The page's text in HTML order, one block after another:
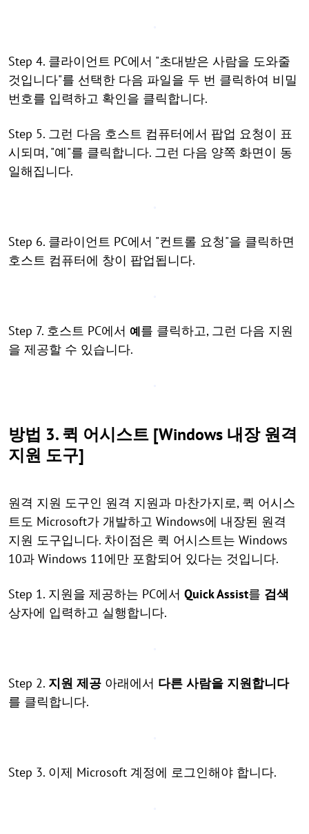
Step 4. 클라이언트 PC에서 "초대받은 사람을 도와줄
것입니다"를 선택한 다음 파일을 두 번 클릭하여 비밀
번호를 입력하고 확인을 클릭합니다.
Step 5. 그런 다음 호스트 컴퓨터에서 팝업 요청이 표
시되며, "예"를 클릭합니다. 그런 다음 양쪽 화면이 동
일해집니다.
Step 6. 클라이언트 PC에서 "컨트롤 요청"을 클릭하면
호스트 컴퓨터에 창이 팝업됩니다.
Step 7. 호스트 PC에서 예를 클릭하고, 그런 다음 지원
을 제공할 수 있습니다.
방법 3. 퀵 어시스트 [Windows 내장 원격
지원 도구]
원격 지원 도구인 원격 지원과 마찬가지로, 퀵 어시스
트도 Microsoft가 개발하고 Windows에 내장된 원격
지원 도구입니다. 차이점은 퀵 어시스트는 Windows
10과 Windows 11에만 포함되어 있다는 것입니다.
Step 1. 지원을 제공하는 PC에서 Quick Assist를 검색
상자에 입력하고 실행합니다.
Step 2. 지원 제공 아래에서 다른 사람을 지원합니다
를 클릭합니다.
Step 3. 이제 Microsoft 계정에 로그인해야 합니다.